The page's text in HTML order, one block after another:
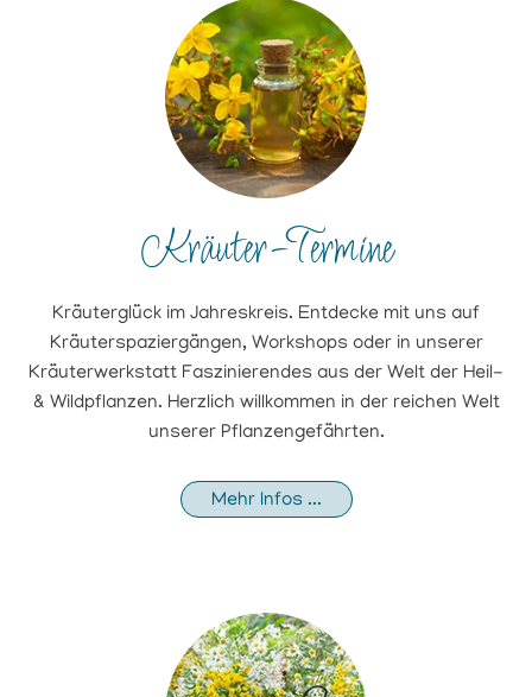
Kräuter-Termine
Kräuterglück im Jahreskreis. Entdecke mit uns auf
Kräuterspaziergängen, Workshops oder in unserer
Kräuterwerkstatt Faszinierendes aus der Welt der Heil-
& Wildpflanzen. Herzlich willkommen in der reichen Welt
unserer Pflanzengefährten.
Mehr Infos ...